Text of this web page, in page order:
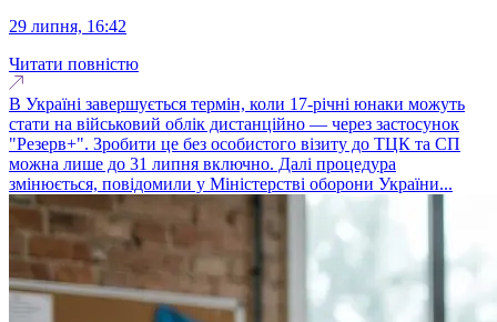
29 липня, 16:42
Читати повністю
В Україні завершується термін, коли 17-річні юнаки можуть
стати на військовий облік дистанційно — через застосунок
"Резерв+". Зробити це без особистого візиту до ТЦК та СП
можна лише до 31 липня включно. Далі процедура
змінюється, повідомили у Міністерстві оборони України...